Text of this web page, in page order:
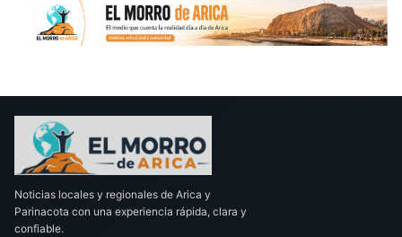
Noticias locales y regionales de Arica y
Parinacota con una experiencia rápida, clara y
confiable.